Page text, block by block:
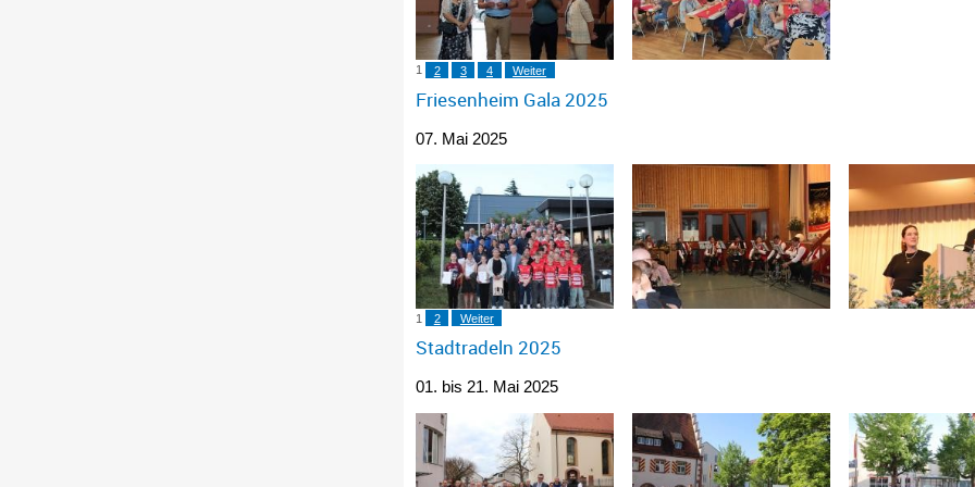
1 2 3 4 Weiter
Friesenheim Gala 2025
07. Mai 2025
1 2 Weiter
Stadtradeln 2025
01. bis 21. Mai 2025